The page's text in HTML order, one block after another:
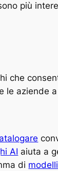
più
che
aziende
AI aiuta a
di